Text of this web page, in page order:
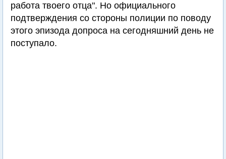
работа твоего отца". Но официального
подтверждения со стороны полиции по поводу
этого эпизода допроса на сегодняшний день не
поступало.